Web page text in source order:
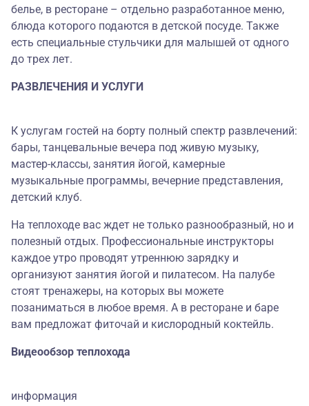
белье, в ресторане – отдельно разработанное меню,
блюда которого подаются в детской посуде. Также
есть специальные стульчики для малышей от одного
до трех лет.
РАЗВЛЕЧЕНИЯ И УСЛУГИ
К услугам гостей на борту полный спектр развлечений:
бары, танцевальные вечера под живую музыку,
мастер-классы, занятия йогой, камерные
музыкальные программы, вечерние представления,
детский клуб.
На теплоходе вас ждет не только разнообразный, но и
полезный отдых. Профессиональные инструкторы
каждое утро проводят утреннюю зарядку и
организуют занятия йогой и пилатесом. На палубе
стоят тренажеры, на которых вы можете
позаниматься в любое время. А в ресторане и баре
вам предложат фиточай и кислородный коктейль.
Видеообзор теплохода
информация